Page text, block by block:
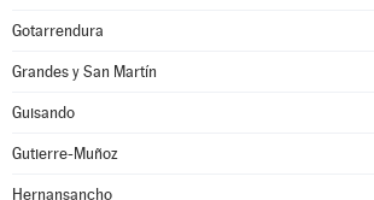
Gotarrendura
Grandes y San Martín
Guisando
Gutierre-Muñoz
Hernansancho